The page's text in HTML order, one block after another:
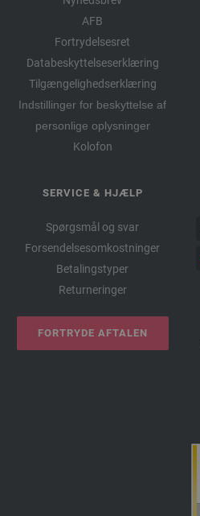
AFB
Fortrydelsesret
Databeskyttelseserklæring
Tilgængelighedserklæring
Indstillinger for beskyttelse af
personlige oplysninger
Kolofon
SERVICE & HJÆLP
Spørgsmål og svar
Forsendelsesomkostninger
Betalingstyper
Returneringer
FORTRYDE AFTALEN